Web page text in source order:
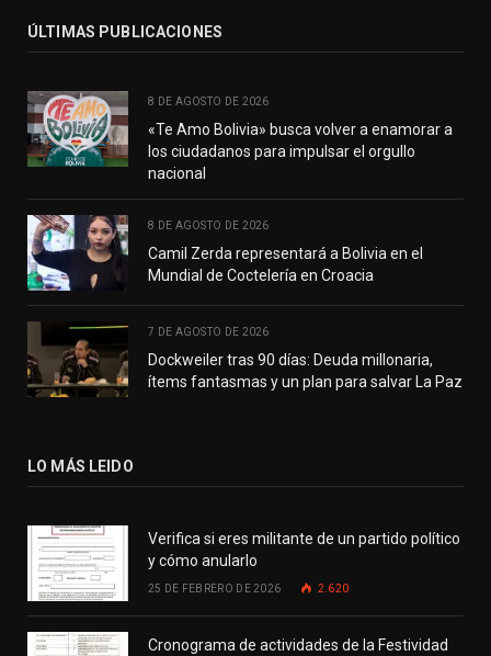
ÚLTIMAS PUBLICACIONES
8 DE AGOSTO DE 2026
«Te Amo Bolivia» busca volver a enamorar a
los ciudadanos para impulsar el orgullo
nacional
8 DE AGOSTO DE 2026
Camil Zerda representará a Bolivia en el
Mundial de Coctelería en Croacia
7 DE AGOSTO DE 2026
Dockweiler tras 90 días: Deuda millonaria,
ítems fantasmas y un plan para salvar La Paz
LO MÁS LEIDO
Verifica si eres militante de un partido político
y cómo anularlo
25 DE FEBRERO DE 2026 2.620
Cronograma de actividades de la Festividad